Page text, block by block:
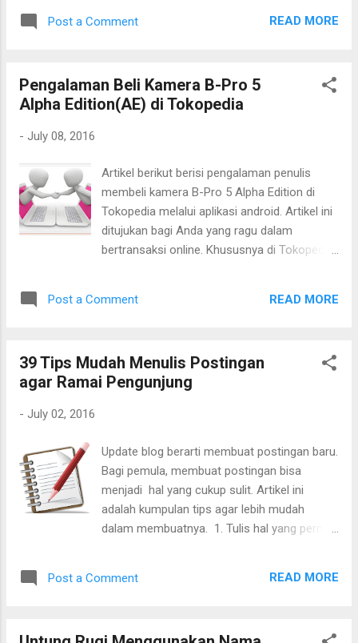
untuk menyimpan PDF, Menyimpan Website
menyimpan file PDF. Lalu klik Save . Selesai.
Memberi Nama File PDF Demikian dan
Post a Comment READ MORE
Pengalaman Beli Kamera B-Pro 5
Alpha Edition(AE) di Tokopedia
- July 08, 2016
Artikel berikut berisi pengalaman penulis
membeli kamera B-Pro 5 Alpha Edition di
Tokopedia melalui aplikasi android. Artikel ini
ditujukan bagi Anda yang ragu dalam
bertransaksi online. Khususnya di Tokopedia.
B-Pro 5 Alpha Edition.
Post a Comment READ MORE
39 Tips Mudah Menulis Postingan
agar Ramai Pengunjung
- July 02, 2016
Update blog berarti membuat postingan baru.
Bagi pemula, membuat postingan bisa
menjadi hal yang cukup sulit. Artikel ini
adalah kumpulan tips agar lebih mudah
dalam membuatnya. 1. Tulis hal yang pernah
mudah jika pesannya adalah suatu hal yang
Post a Comment READ MORE